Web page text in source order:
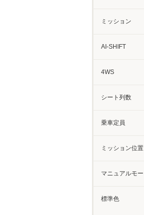
ミッション
AI-SHIFT
4WS
シート列数
乗車定員
ミッション位置
マニュアルモ
標準色